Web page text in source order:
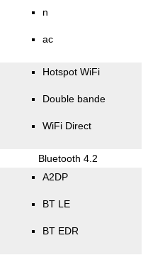
n
ac
Hotspot WiFi
Double bande
WiFi Direct
Bluetooth 4.2
A2DP
BT LE
BT EDR